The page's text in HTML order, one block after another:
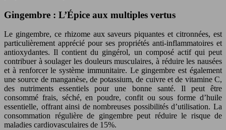
Gingembre : L’Épice aux multiples vertus
Le gingembre, ce rhizome aux saveurs piquantes et citronnées, est
particulièrement apprécié pour ses propriétés anti-inflammatoires et
antioxydantes. Il contient du gingérol, un composé actif qui peut
contribuer à soulager les douleurs musculaires, à réduire les nausées
et à renforcer le système immunitaire. Le gingembre est également
une source de manganèse, de potassium, de cuivre et de vitamine C,
des nutriments essentiels pour une bonne santé. Il peut être
consommé frais, séché, en poudre, confit ou sous forme d’huile
essentielle, offrant ainsi de nombreuses possibilités d’utilisation. La
consommation régulière de gingembre peut réduire le risque de
maladies cardiovasculaires de 15%.